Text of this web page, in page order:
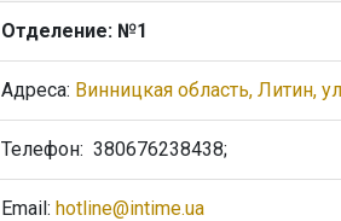
Отделение: №1
Адреса: Винницкая область, Литин,
Телефон: 380676238438;
Email: hotline@intime.ua